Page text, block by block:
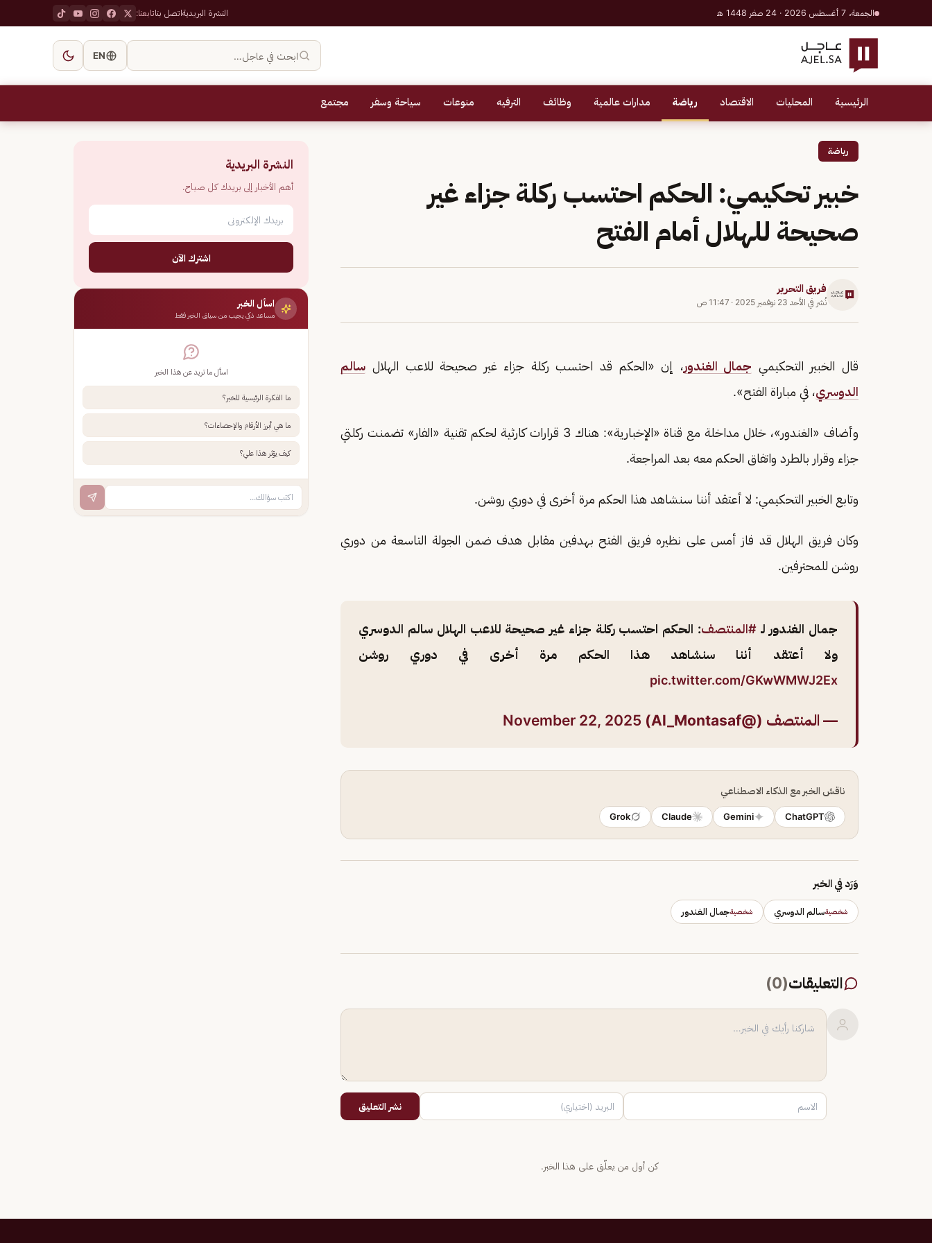
الجمعة، 7 أغسطس 2026 · 24 صفر 1448 هـ النشرة البريديةاتصل بناتابعنا:
ابحث في عاجل… EN
الرئيسية المحليات الاقتصاد رياضة مدارات عالمية وظائف الترفيه منوعات سياحة وسفر مجتمع
رياضة
خبير تحكيمي: الحكم احتسب ركلة جزاء غير
صحيحة للهلال أمام الفتح
فريق التحرير
نُشر في الأحد 23 نوفمبر 2025 · 11:47 ص
قال الخبير التحكيمي جمال الغندور، إن «الحكم قد احتسب ركلة جزاء غير صحيحة للاعب الهلال سالم
الدوسري، في مباراة الفتح».
وأضاف «الغندور»، خلال مداخلة مع قناة «الإخبارية»: هناك 3 قرارات كارثية لحكم تقنية «الفار» تضمنت ركلتي
جزاء وقرار بالطرد واتفاق الحكم معه بعد المراجعة.
وتابع الخبير التحكيمي: لا أعتقد أننا سنشاهد هذا الحكم مرة أخرى في دوري روشن.
وكان فريق الهلال قد فاز أمس على نظيره فريق الفتح بهدفين مقابل هدف ضمن الجولة التاسعة من دوري
روشن للمحترفين.
جمال الغندور لـ#المنتصف: الحكم احتسب ركلة جزاء غير صحيحة للاعب الهلال سالم الدوسري
ولا أعتقد أننا سنشاهد هذا الحكم مرة أخرى في دوري روشن
pic.twitter.com/GKwWMWJ2Ex
— المنتصف (@Al_Montasaf) November 22, 2025
ناقش الخبر مع الذكاء الاصطناعي
ChatGPT
Gemini
Claude
Grok
وَرَد في الخبر
شخصيةسالم الدوسري شخصيةجمال الغندور
التعليقات(
0
)
نشر التعليق
كن أول من يعلّق على هذا الخبر.
النشرة البريدية
أهم الأخبار إلى بريدك كل صباح.
اشترك الآن
اسأل الخبر
مساعد ذكي يجيب من سياق الخبر فقط
اسأل ما تريد عن هذا الخبر
ما الفكرة الرئيسية للخبر؟
ما هي أبرز الأرقام والإحصاءات؟
كيف يؤثر هذا علي؟